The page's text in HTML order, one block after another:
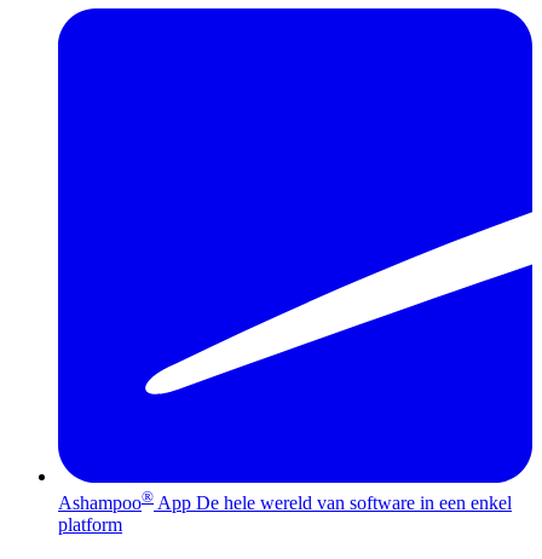
Ashampoo® App De hele wereld van software in een enkel
platform